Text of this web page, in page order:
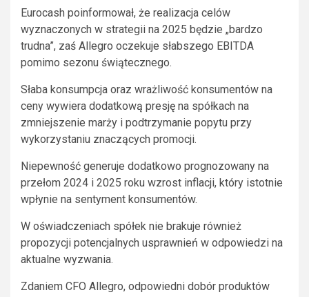
Eurocash poinformował, że realizacja celów
wyznaczonych w strategii na 2025 będzie „bardzo
trudna”, zaś Allegro oczekuje słabszego EBITDA
pomimo sezonu świątecznego.
Słaba konsumpcja oraz wrażliwość konsumentów na
ceny wywiera dodatkową presję na spółkach na
zmniejszenie marży i podtrzymanie popytu przy
wykorzystaniu znaczących promocji.
Niepewność generuje dodatkowo prognozowany na
przełom 2024 i 2025 roku wzrost inflacji, który istotnie
wpłynie na sentyment konsumentów.
W oświadczeniach spółek nie brakuje również
propozycji potencjalnych usprawnień w odpowiedzi na
aktualne wyzwania.
Zdaniem CFO Allegro, odpowiedni dobór produktów